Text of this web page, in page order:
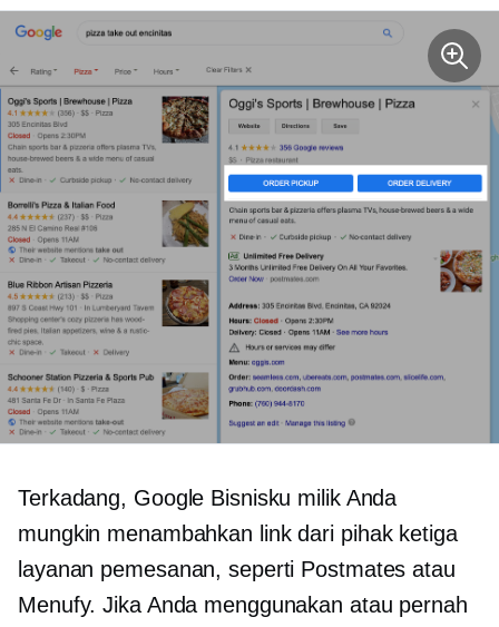
Terkadang, Google Bisnisku milik Anda
mungkin menambahkan link dari pihak ketiga
layanan pemesanan, seperti Postmates atau
Menufy. Jika Anda menggunakan atau pernah